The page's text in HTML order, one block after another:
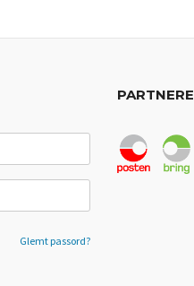
Glemt passord?
PARTNERE